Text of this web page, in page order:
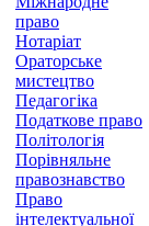
право
Нотаріат
Ораторське
мистецтво
Педагогіка
Податкове право
Політологія
Порівняльне
правознавство
Право
інтелектуальної